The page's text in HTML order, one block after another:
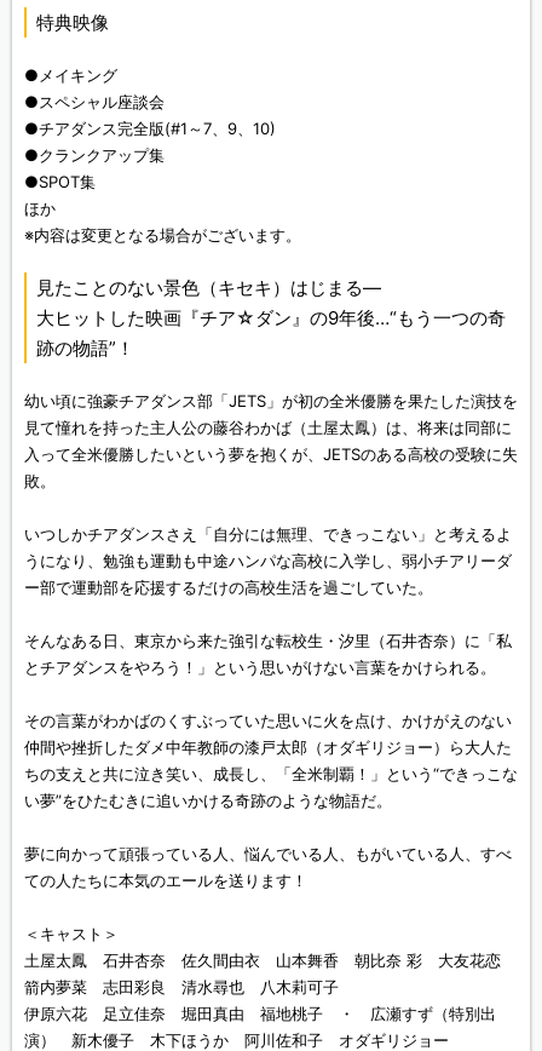
特典映像
●メイキング
●スペシャル座談会
●チアダンス完全版(#1～7、9、10)
●クランクアップ集
●SPOT集
ほか
※内容は変更となる場合がございます。
見たことのない景色（キセキ）はじまる―
大ヒットした映画『チア☆ダン』の9年後…“もう一つの奇
跡の物語”！
幼い頃に強豪チアダンス部「JETS」が初の全米優勝を果たした演技を
見て憧れを持った主人公の藤谷わかば（土屋太鳳）は、将来は同部に
入って全米優勝したいという夢を抱くが、JETSのある高校の受験に失
敗。
いつしかチアダンスさえ「自分には無理、できっこない」と考えるよ
うになり、勉強も運動も中途ハンパな高校に入学し、弱小チアリーダ
ー部で運動部を応援するだけの高校生活を過ごしていた。
そんなある日、東京から来た強引な転校生・汐里（石井杏奈）に「私
とチアダンスをやろう！」という思いがけない言葉をかけられる。
その言葉がわかばのくすぶっていた思いに火を点け、かけがえのない
仲間や挫折したダメ中年教師の漆戸太郎（オダギリジョー）ら大人た
ちの支えと共に泣き笑い、成長し、「全米制覇！」という“できっこな
い夢”をひたむきに追いかける奇跡のような物語だ。
夢に向かって頑張っている人、悩んでいる人、もがいている人、すべ
ての人たちに本気のエールを送ります！
＜キャスト＞
土屋太鳳 石井杏奈 佐久間由衣 山本舞香 朝比奈 彩 大友花恋
箭内夢菜 志田彩良 清水尋也 八木莉可子
伊原六花 足立佳奈 堀田真由 福地桃子 ・ 広瀬すず（特別出
演） 新木優子 木下ほうか 阿川佐和子 オダギリジョー